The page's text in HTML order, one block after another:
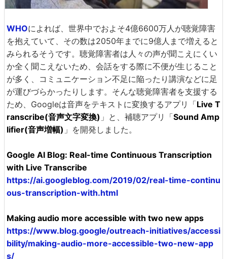
WHOによれば、世界中でおよそ4億6600万人が聴覚障害
を抱えていて、その数は2050年までに9億人まで増えると
みられるそうです。聴覚障害者は人々の声が聞こえにくい
か全く聞こえないため、会話をする際に不便が生じること
が多く、コミュニケーション不足に陥ったり講演などに足
が運びづらかったりします。そんな聴覚障害者を支援する
ため、Googleは音声をテキストに変換するアプリ「Live T
ranscribe(音声文字変換) 」と、補聴アプリ「Sound Amp
lifier(音声増幅) 」を開発しました。
Google AI Blog: Real-time Continuous Transcription
with Live Transcribe
https://ai.googleblog.com/2019/02/real-time-continu
ous-transcription-with.html
Making audio more accessible with two new apps
https://www.blog.google/outreach-initiatives/accessi
bility/making-audio-more-accessible-two-new-app
s/